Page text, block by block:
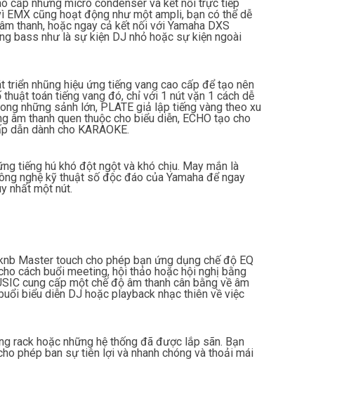
cấp nhưng micro condenser và kết nối trực tiếp
cũng hoạt động như một ampli, bạn có thể dễ
thanh, hoặc ngay cả kết nối với Yamaha DXS
bass như là sự kiện DJ nhỏ hoặc sự kiện ngoài
triển nhũng hiệu ứng tiếng vang cao cấp để tạo nên
toán tiếng vang đó, chỉ với 1 nút vặn 1 cách dễ
những sảnh lớn, PLATE giả lập tiếng vàng theo xu
âm thanh quen thuộc cho biểu diễn, ECHO tạo cho
dẫn dành cho KARAOKE.
tiếng hú khó đột ngột và khó chịu. May mắn là
nghệ kỹ thuật số độc đáo của Yamaha để ngay
nhất một nút.
Master touch cho phép bạn ứng dụng chế độ EQ
cách buổi meeting, hội thảo hoặc hội nghị bằng
cung cấp một chế độ âm thanh cân bằng về âm
biểu diễn DJ hoặc playback nhạc thiên về việc
rack hoặc những hệ thống đã được lắp sãn. Bạn
phép ban sự tiên lợi và nhanh chóng và thoải mái